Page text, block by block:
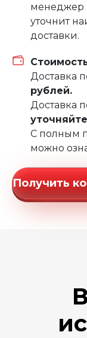
менеджер
уточнит
доставки.
Доставка
рублей.
Доставка
С полным
можно